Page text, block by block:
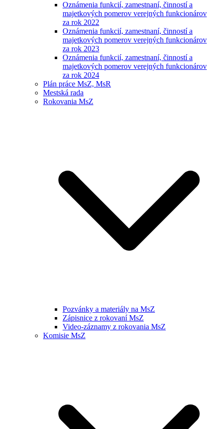
Oznámenia funkcií, zamestnaní, činností a
majetkových pomerov verejných funkcionárov
za rok 2022
Oznámenia funkcií, zamestnaní, činností a
majetkových pomerov verejných funkcionárov
za rok 2023
Oznámenia funkcií, zamestnaní, činností a
majetkových pomerov verejných funkcionárov
za rok 2024
Plán práce MsZ, MsR
Mestská rada
Rokovania MsZ
Pozvánky a materiály na MsZ
Zápisnice z rokovaní MsZ
Video-záznamy z rokovania MsZ
Komisie MsZ